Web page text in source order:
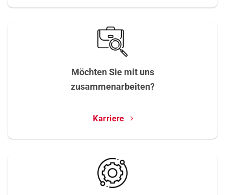
Möchten Sie mit uns
zusammenarbeiten?
Karriere